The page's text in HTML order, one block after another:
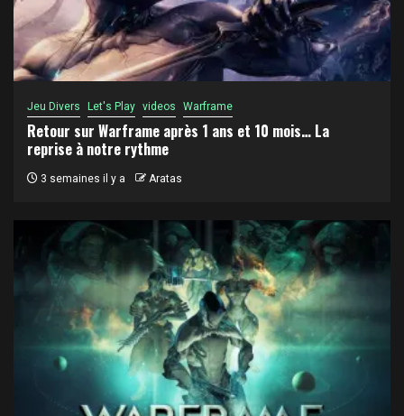
Jeu Divers Let's Play videos Warframe
Retour sur Warframe après 1 ans et 10 mois… La
reprise à notre rythme
3 semaines il y a Aratas